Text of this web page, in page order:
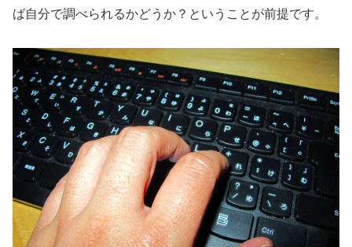
ば自分で調べられるかどうか？ということが前提です。